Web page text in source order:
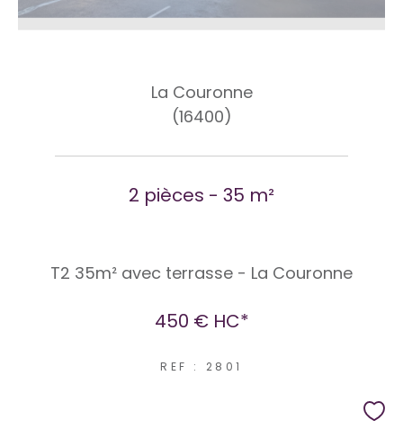
La Couronne
(16400)
2 pièces - 35 m²
T2 35m² avec terrasse - La Couronne
450 € HC*
REF : 2801